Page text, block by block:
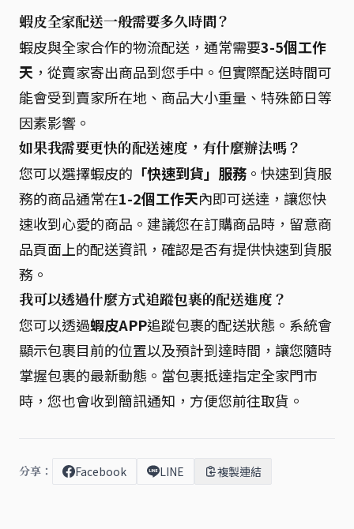
蝦皮全家配送一般需要多久時間？
蝦皮與全家合作的物流配送，通常需要3-5個工作
天 ，從賣家寄出商品到您手中。但實際配送時間可
能會受到賣家所在地、商品大小重量、特殊節日等
因素影響。
如果我需要更快的配送速度，有什麼辦法嗎？
您可以選擇蝦皮的 「快速到貨」服務 。快速到貨服
務的商品通常在1-2個工作天內即可送達，讓您快
速收到心愛的商品。建議您在訂購商品時，留意商
品頁面上的配送資訊，確認是否有提供快速到貨服
務。
我可以透過什麼方式追蹤包裹的配送進度？
您可以透過蝦皮APP追蹤包裹的配送狀態。系統會
顯示包裹目前的位置以及預計到達時間，讓您隨時
掌握包裹的最新動態。當包裹抵達指定全家門市
時，您也會收到簡訊通知，方便您前往取貨。
分享： Facebook LINE 複製連結